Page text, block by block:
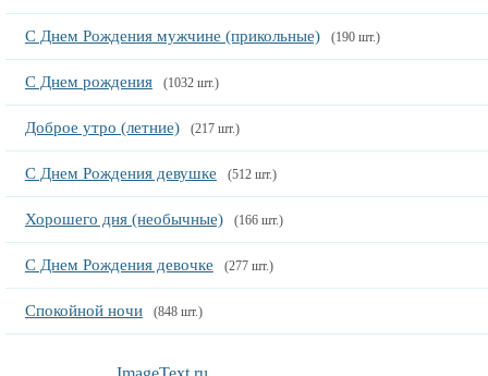
С Днем Рождения мужчине (прикольные) (190 шт.)
С Днем рождения (1032 шт.)
Доброе утро (летние) (217 шт.)
С Днем Рождения девушке (512 шт.)
Хорошего дня (необычные) (166 шт.)
С Днем Рождения девочке (277 шт.)
Спокойной ночи (848 шт.)